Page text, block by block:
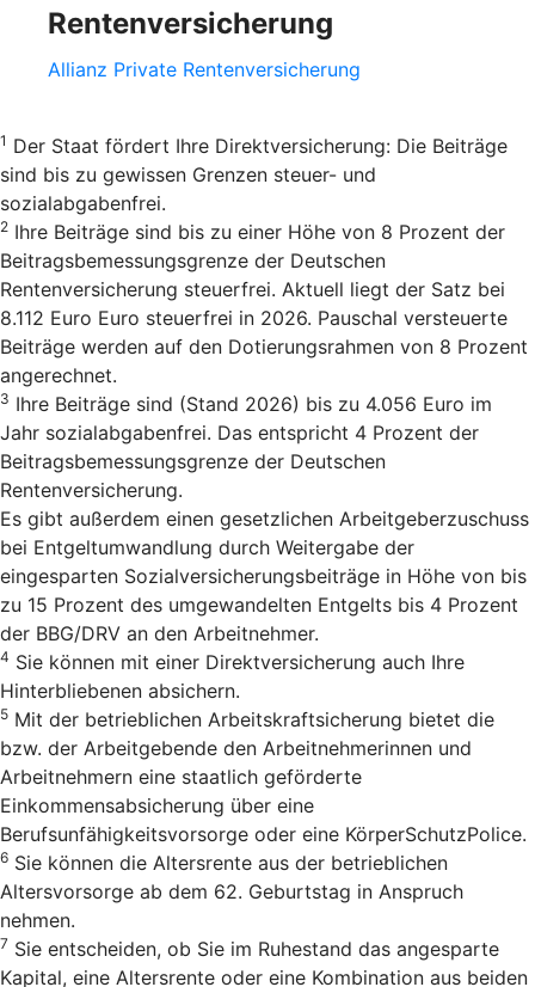
Rentenversicherung
Allianz Private Rentenversicherung
1 Der Staat fördert Ihre Direktversicherung: Die Beiträge
sind bis zu gewissen Grenzen steuer- und
sozialabgabenfrei.
2 Ihre Beiträge sind bis zu einer Höhe von 8 Prozent der
Beitragsbemessungsgrenze der Deutschen
Rentenversicherung steuerfrei. Aktuell liegt der Satz bei
8.112 Euro Euro steuerfrei in 2026. Pauschal versteuerte
Beiträge werden auf den Dotierungsrahmen von 8 Prozent
angerechnet.
3 Ihre Beiträge sind (Stand 2026) bis zu 4.056 Euro im
Jahr sozialabgabenfrei. Das entspricht 4 Prozent der
Beitragsbemessungsgrenze der Deutschen
Rentenversicherung.
Es gibt außerdem einen gesetzlichen Arbeitgeberzuschuss
bei Entgeltumwandlung durch Weitergabe der
eingesparten Sozialversicherungsbeiträge in Höhe von bis
zu 15 Prozent des umgewandelten Entgelts bis 4 Prozent
der BBG/DRV an den Arbeitnehmer.
4 Sie können mit einer Direktversicherung auch Ihre
Hinterbliebenen absichern.
5 Mit der betrieblichen Arbeitskraftsicherung bietet die
bzw. der Arbeitgebende den Arbeitnehmerinnen und
Arbeitnehmern eine staatlich geförderte
Einkommensabsicherung über eine
Berufsunfähigkeitsvorsorge oder eine KörperSchutzPolice.
6 Sie können die Altersrente aus der betrieblichen
Altersvorsorge ab dem 62. Geburtstag in Anspruch
nehmen.
7 Sie entscheiden, ob Sie im Ruhestand das angesparte
Kapital, eine Altersrente oder eine Kombination aus beiden